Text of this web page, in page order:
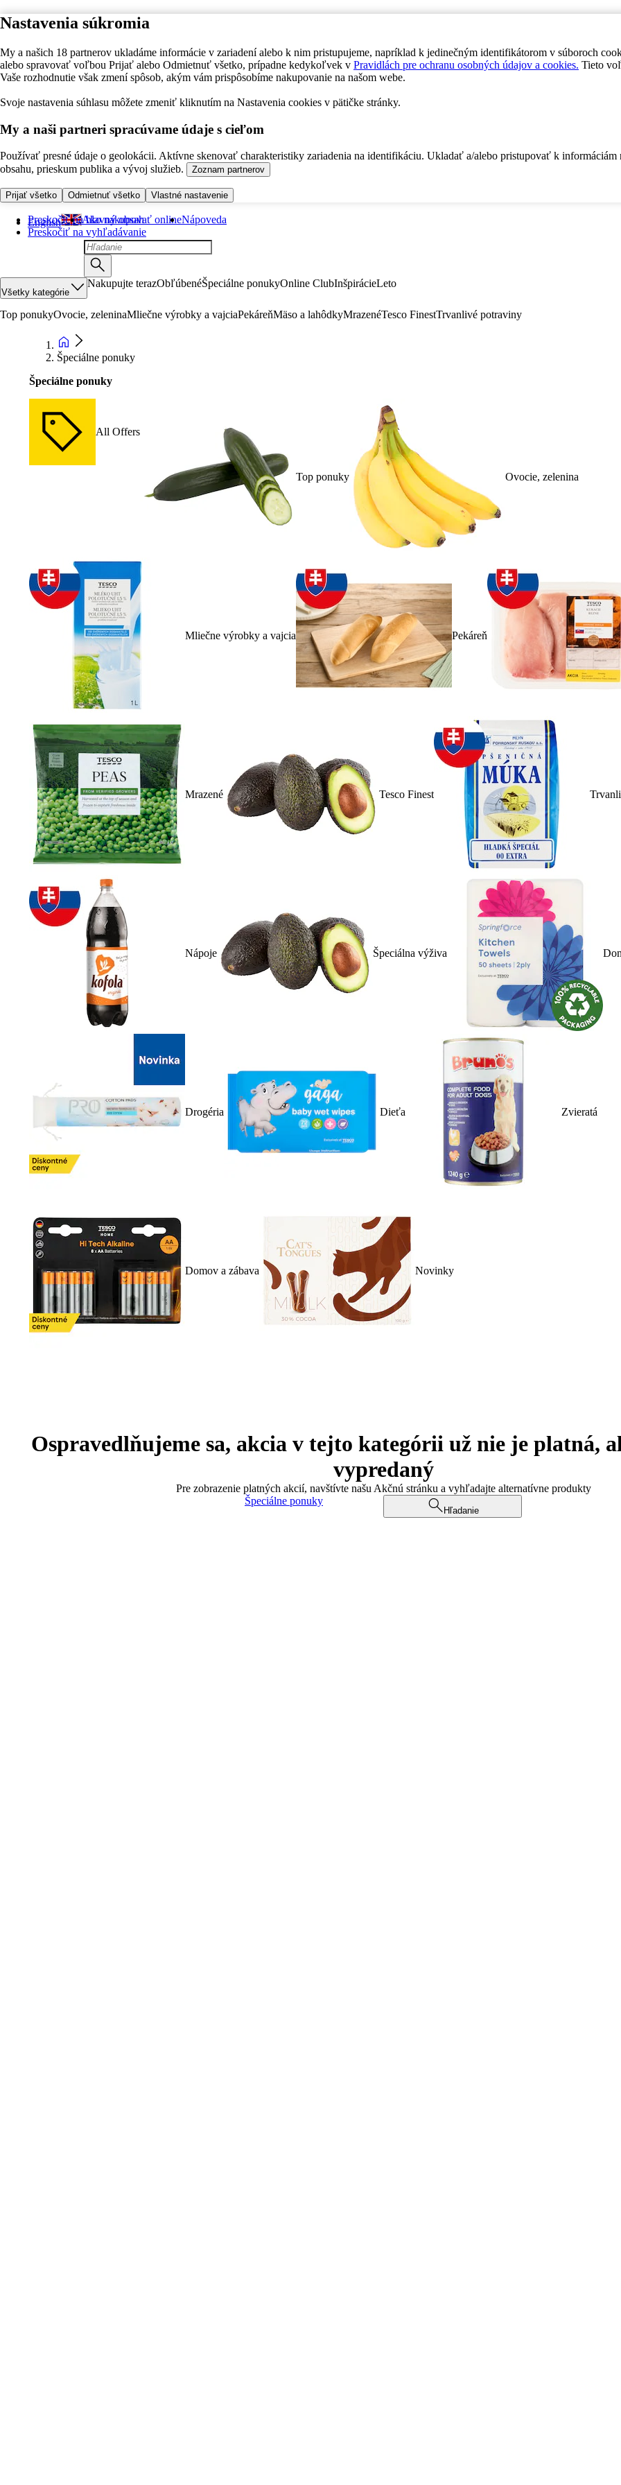
Nastavenia súkromia
My a našich 18 partnerov ukladáme informácie v zariadení alebo k nim pristupujeme, napríklad k jedinečným identifikátorom v súboroch
alebo spravovať voľbou Prijať alebo Odmietnuť všetko, prípadne kedykoľvek v Pravidlách pre ochranu osobných údajov a cookies. Tieto
Vaše rozhodnutie však zmení spôsob, akým vám prispôsobíme nakupovanie na našom webe.
Svoje nastavenia súhlasu môžete zmeniť kliknutím na Nastavenia cookies v pätičke stránky.
My a naši partneri spracúvame údaje s cieľom
Používať presné údaje o geolokácii. Aktívne skenovať charakteristiky zariadenia na identifikáciu. Ukladať a/alebo pristupovať k informáciám
obsahu, prieskum publika a vývoj služieb.
Zoznam partnerov
Prijať všetko Odmietnuť všetko Vlastné nastavenie
Preskočiť na hlavný obsah
Preskočiť na vyhľadávanie
English Ako nakupovať onlineNápoveda
Všetky kategórie
Nakupujte terazObľúbenéŠpeciálne ponukyOnline ClubInšpirácieLeto
Top ponukyOvocie, zeleninaMliečne výrobky a vajciaPekáreňMäso a lahôdkyMrazenéTesco FinestTrvanlivé potraviny
Špeciálne ponuky
Špeciálne ponuky
All Offers
Top ponuky Ovocie, zelenina
Mliečne výrobky a vajcia Pekáreň
Mrazené Tesco Finest
Nápoje Špeciálna výživa
Drogéria Dieťa Zvieratá
Domov a zábava Novinky
Ospravedlňujeme sa, akcia v tejto kategórii už nie je platná,
vypredaný
Pre zobrazenie platných akcií, navštívte našu Akčnú stránku a vyhľadajte alternatívne produkty
Špeciálne ponuky
Hľadanie